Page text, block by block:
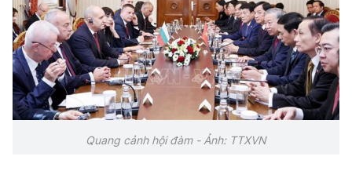
Quang cảnh hội đàm - Ảnh: TTXVN